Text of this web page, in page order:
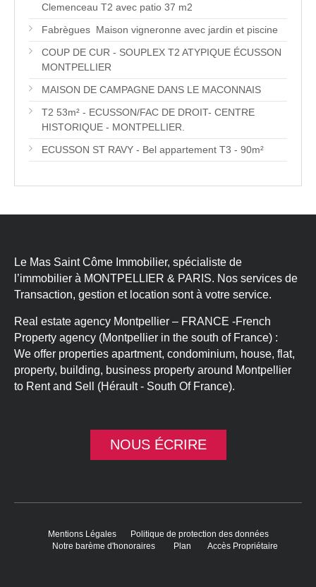
Clemenceau T2 avec patio 37 m2
Fabrègues  Maison vigneronne avec jardin et piscine
COUP DE CUR - SOUPLEX T2 ATYPIQUE ÉCUSSON
MONTPELLIER
MAISON DE CAMPAGNE DANS LE MACONNAIS
T2 53m² - ECUSSON/FAC DE DROIT- CENTRE
HISTORIQUE - MONTPELLIER.
ECUSSON ST RAVY - Bel appartement T3 - 90m²
Le Mas Saint Côme Immobilier, spécialiste de
l’immobilier à MONTPELLIER & PARIS. Nos services de
Transaction, gestion et location sont à votre service.
Real estate agency Montpellier – FRANCE -French
Property agency (Montpellier in the south of France) :
We offer properties apartment, condominium, house, flat,
property, building, business property around Montpellier
to Rent and Sell (Hérault - South Of France).
NOUS ÉCRIRE
Mentions Légales
Politique de protection des données
Notre barème d'honoraires
Plan Accès Propriétaire